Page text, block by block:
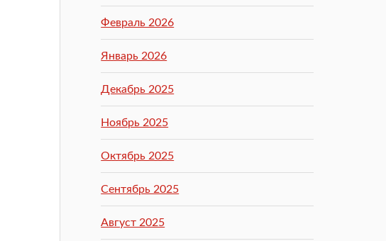
Февраль 2026
Январь 2026
Декабрь 2025
Ноябрь 2025
Октябрь 2025
Сентябрь 2025
Август 2025